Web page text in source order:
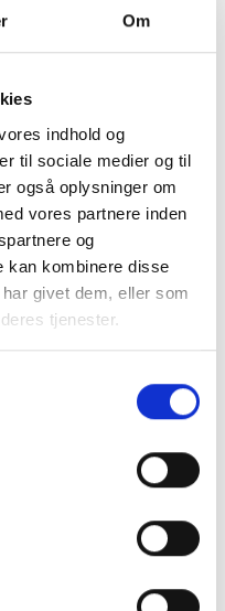
Om
indhold og
til sociale medier og til
også oplysninger om
vores partnere inden
og
kan kombinere disse
givet dem, eller som
tjenester.
og
så det rummer et
med masser af saft og
og
mulighed for at
samme gode smag og
proces - helt uden
helblandinger og